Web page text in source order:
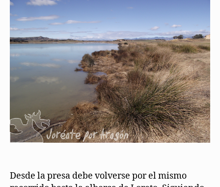
Desde la presa debe volverse por el mismo